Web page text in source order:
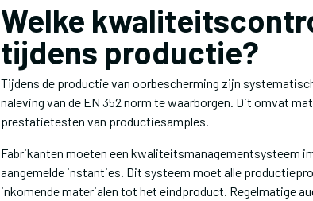
Welke
tijdens productie?
Tijdens de productie van oorbescherming zijn
naleving van de EN 352 norm te waarborgen. Dit omvat
prestatietesten van productiesamples.
Fabrikanten moeten een kwaliteitsmanagementsysteem
aangemelde instanties. Dit systeem moet alle
inkomende materialen tot het eindproduct. Regelmatige